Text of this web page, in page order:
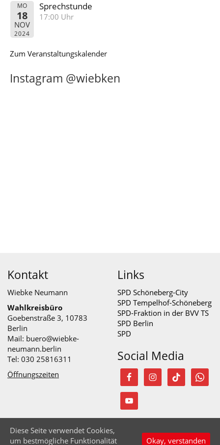
MO
18
NOV
2024
Sprechstunde
17:00 Uhr
Zum Veranstaltungskalender
Instagram @wiebken
Kontakt
Wiebke Neumann
Wahlkreisbüro
Goebenstraße 3, 10783
Berlin
Mail: buero@wiebke-
neumann.berlin
Tel: 030 25816311
Öffnungszeiten
Links
SPD Schöneberg-City
SPD Tempelhof-Schöneberg
SPD-Fraktion in der BVV TS
SPD Berlin
SPD
Social Media
© Wiebke Neumann 2026
Diese Seite verwendet Cookies,
um bestmögliche Funktionalität
Okay, verstanden